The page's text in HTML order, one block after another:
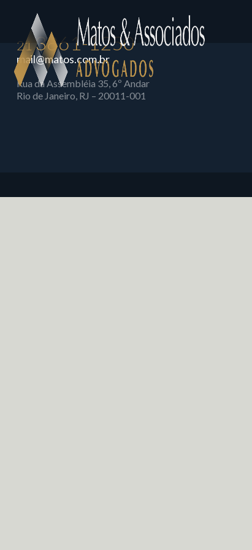
213861-1250
mail@matos.com.br
Rua da Assembléia 35, 6º Andar
Rio de Janeiro, RJ – 20011-001